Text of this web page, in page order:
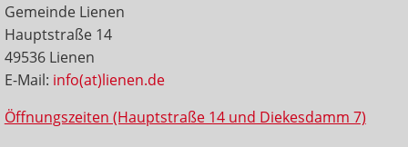
Gemeinde Lienen
Hauptstraße 14
49536 Lienen
E-Mail: info(at)lienen.de
Öffnungszeiten (Hauptstraße 14 und Diekesdamm 7)